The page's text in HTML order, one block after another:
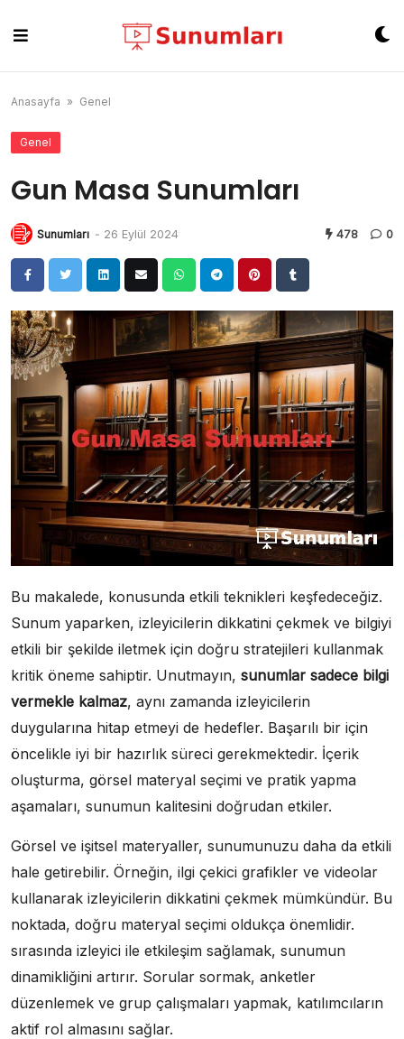
content
Anasayfa » Genel
Genel
Gun Masa Sunumları
Sunumları - 26 Eylül 2024 478 0
Bu makalede, konusunda etkili teknikleri keşfedeceğiz.
Sunum yaparken, izleyicilerin dikkatini çekmek ve bilgiyi
etkili bir şekilde iletmek için doğru stratejileri kullanmak
kritik öneme sahiptir. Unutmayın, sunumlar sadece bilgi
vermekle kalmaz, aynı zamanda izleyicilerin
duygularına hitap etmeyi de hedefler. Başarılı bir için
öncelikle iyi bir hazırlık süreci gerekmektedir. İçerik
oluşturma, görsel materyal seçimi ve pratik yapma
aşamaları, sunumun kalitesini doğrudan etkiler.
Görsel ve işitsel materyaller, sunumunuzu daha da etkili
hale getirebilir. Örneğin, ilgi çekici grafikler ve videolar
kullanarak izleyicilerin dikkatini çekmek mümkündür. Bu
noktada, doğru materyal seçimi oldukça önemlidir.
sırasında izleyici ile etkileşim sağlamak, sunumun
dinamikliğini artırır. Sorular sormak, anketler
düzenlemek ve grup çalışmaları yapmak, katılımcıların
aktif rol almasını sağlar.